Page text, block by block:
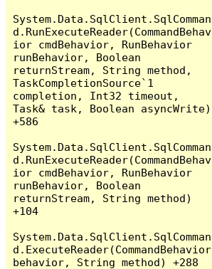
System.Data.SqlClient.SqlComman
d.RunExecuteReader(CommandBehav
ior cmdBehavior, RunBehavior
runBehavior, Boolean
returnStream, String method,
TaskCompletionSource`1
completion, Int32 timeout,
Task& task, Boolean asyncWrite)
+586
System.Data.SqlClient.SqlComman
d.RunExecuteReader(CommandBehav
ior cmdBehavior, RunBehavior
runBehavior, Boolean
returnStream, String method)
+104
System.Data.SqlClient.SqlComman
d.ExecuteReader(CommandBehavior
behavior, String method) +288